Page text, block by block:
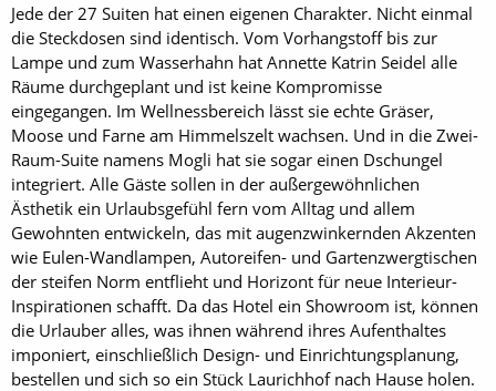
Jede der 27 Suiten hat einen eigenen Charakter. Nicht einmal
die Steckdosen sind identisch. Vom Vorhangstoff bis zur
Lampe und zum Wasserhahn hat Annette Katrin Seidel alle
Räume durchgeplant und ist keine Kompromisse
eingegangen. Im Wellnessbereich lässt sie echte Gräser,
Moose und Farne am Himmelszelt wachsen. Und in die Zwei-
Raum-Suite namens Mogli hat sie sogar einen Dschungel
integriert. Alle Gäste sollen in der außergewöhnlichen
Ästhetik ein Urlaubsgefühl fern vom Alltag und allem
Gewohnten entwickeln, das mit augenzwinkernden Akzenten
wie Eulen-Wandlampen, Autoreifen- und Gartenzwergtischen
der steifen Norm entflieht und Horizont für neue Interieur-
Inspirationen schafft. Da das Hotel ein Showroom ist, können
die Urlauber alles, was ihnen während ihres Aufenthaltes
imponiert, einschließlich Design- und Einrichtungsplanung,
bestellen und sich so ein Stück Laurichhof nach Hause holen.